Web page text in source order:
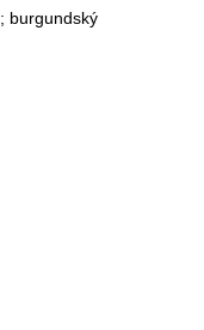
; burgundský